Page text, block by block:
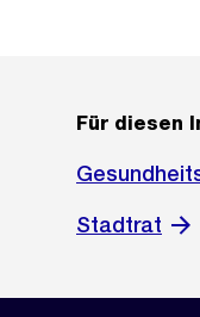
Für diesen
Stadtrat